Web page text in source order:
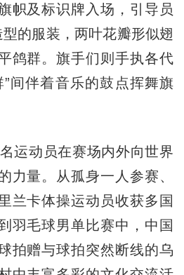
帜及标识牌入场，引导员
型的服装，两叶花瓣形似翅
鸽群。旗手们则手执各代
间伴着音乐的鼓点挥舞旗
动员在赛场内外向世界
力量。从孤身一人参赛、
兰卡体操运动员收获多国
羽毛球男单比赛中，中国
拍赠与球拍突然断线的乌